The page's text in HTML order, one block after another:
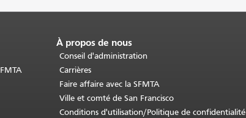
À propos de nous
Conseil d'administration
Carrières
Faire affaire avec la SFMTA
Ville et comté de San Francisco
Conditions d'utilisation/Politique de confidentialité